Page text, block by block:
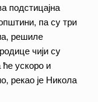
подстицајна
па су три
решиле
чији су
ускоро и
рекао је Никола